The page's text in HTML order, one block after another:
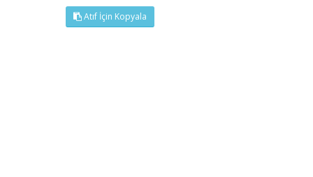
Atıf İçin Kopyala